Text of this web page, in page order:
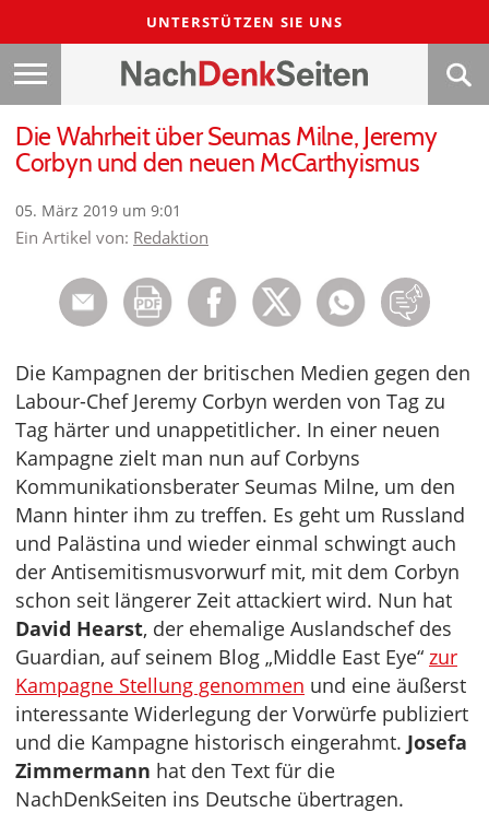
UNTERSTÜTZEN SIE UNS
Die Wahrheit über Seumas Milne, Jeremy
Corbyn und den neuen McCarthyismus
05. März 2019 um 9:01
Ein Artikel von: Redaktion
Die Kampagnen der britischen Medien gegen den
Labour-Chef Jeremy Corbyn werden von Tag zu
Tag härter und unappetitlicher. In einer neuen
Kampagne zielt man nun auf Corbyns
Kommunikationsberater Seumas Milne, um den
Mann hinter ihm zu treffen. Es geht um Russland
und Palästina und wieder einmal schwingt auch
der Antisemitismusvorwurf mit, mit dem Corbyn
schon seit längerer Zeit attackiert wird. Nun hat
David Hearst, der ehemalige Auslandschef des
Guardian, auf seinem Blog „Middle East Eye“ zur
Kampagne Stellung genommen und eine äußerst
interessante Widerlegung der Vorwürfe publiziert
und die Kampagne historisch eingerahmt. Josefa
Zimmermann hat den Text für die
NachDenkSeiten ins Deutsche übertragen.